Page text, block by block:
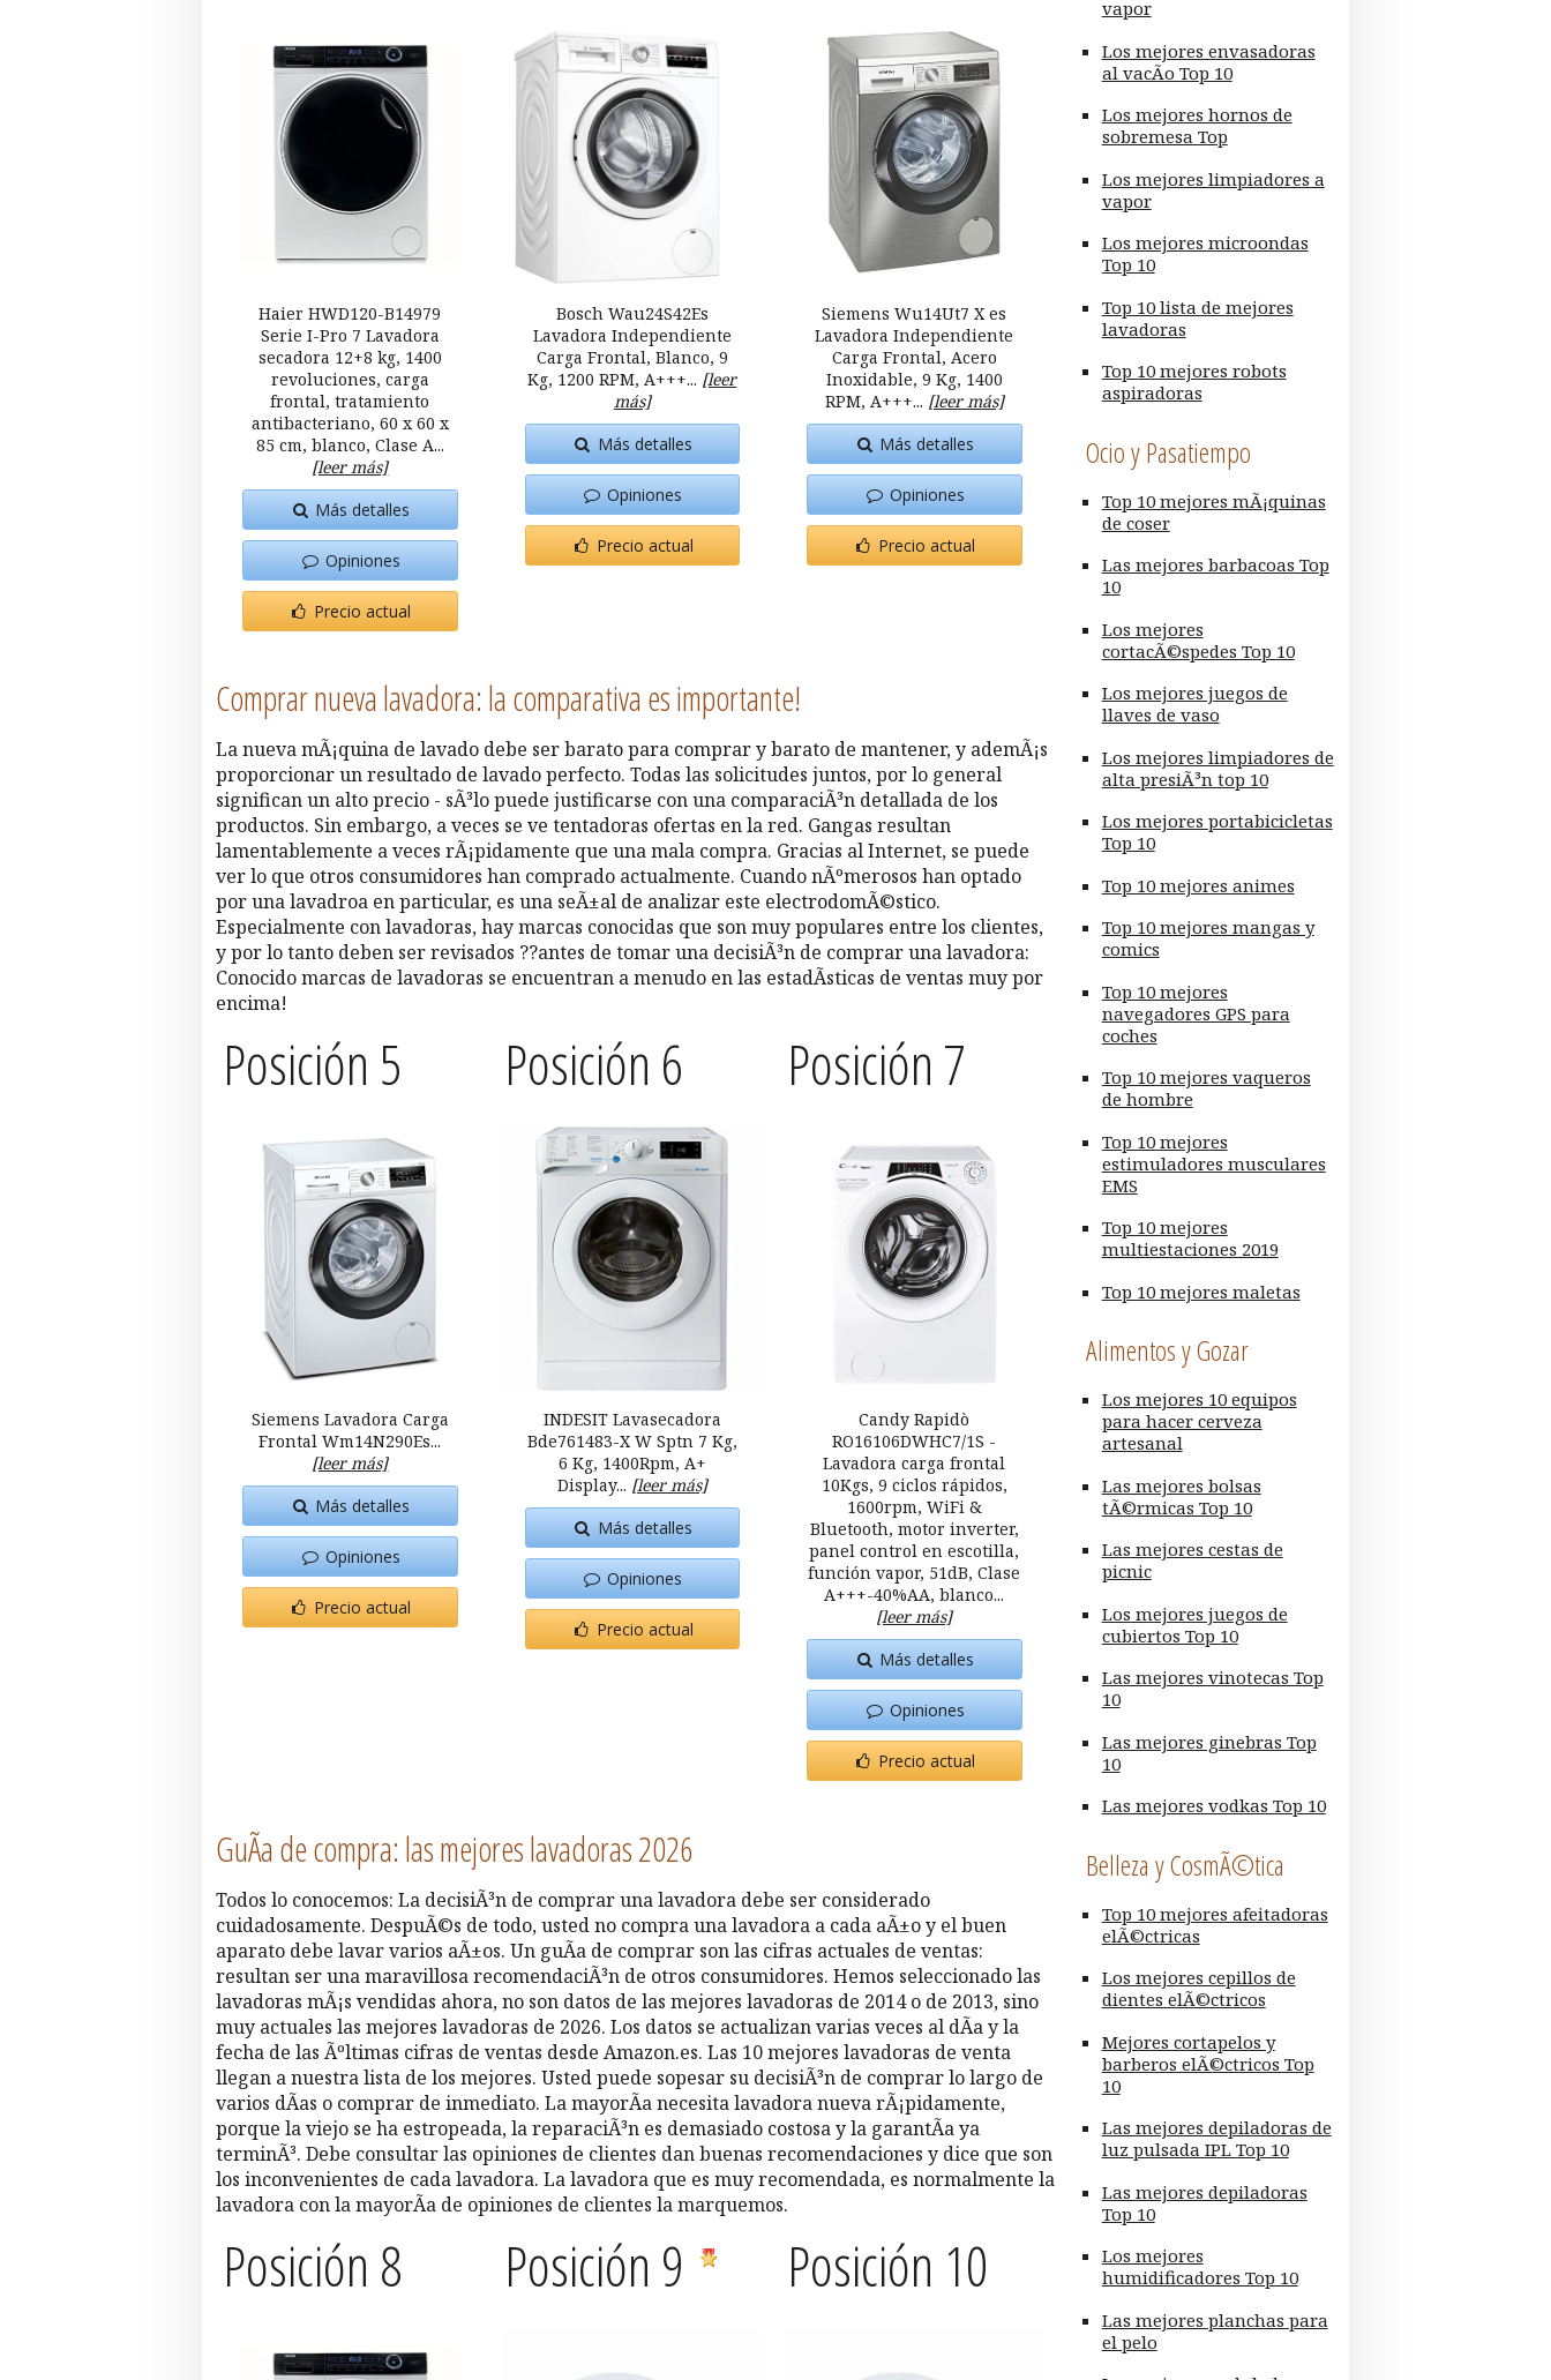
Haier HWD120-B14979
Serie I-Pro 7 Lavadora
secadora 12+8 kg, 1400
revoluciones, carga
frontal, tratamiento
antibacteriano, 60 x 60 x
85 cm, blanco, Clase A...
[leer más]
Más detalles
Opiniones
Precio actual
Bosch Wau24S42Es
Lavadora Independiente
Carga Frontal, Blanco, 9
Kg, 1200 RPM, A+++... [leer
más]
Más detalles
Opiniones
Precio actual
Siemens Wu14Ut7 X es
Lavadora Independiente
Carga Frontal, Acero
Inoxidable, 9 Kg, 1400
RPM, A+++... [leer más]
Más detalles
Opiniones
Precio actual
Comprar nueva lavadora: la comparativa es importante!
La nueva mÃ¡quina de lavado debe ser barato para comprar y barato de mantener, y ademÃ¡s
proporcionar un resultado de lavado perfecto. Todas las solicitudes juntos, por lo general
significan un alto precio - sÃ³lo puede justificarse con una comparaciÃ³n detallada de los
productos. Sin embargo, a veces se ve tentadoras ofertas en la red. Gangas resultan
lamentablemente a veces rÃ¡pidamente que una mala compra. Gracias al Internet, se puede
ver lo que otros consumidores han comprado actualmente. Cuando nÃºmerosos han optado
por una lavadroa en particular, es una seÃ±al de analizar este electrodomÃ©stico.
Especialmente con lavadoras, hay marcas conocidas que son muy populares entre los clientes,
y por lo tanto deben ser revisados ??antes de tomar una decisiÃ³n de comprar una lavadora:
Conocido marcas de lavadoras se encuentran a menudo en las estadÃ­sticas de ventas muy por
encima!
Posición 5
Siemens Lavadora Carga
Frontal Wm14N290Es...
[leer más]
Más detalles
Opiniones
Precio actual
Posición 6
INDESIT Lavasecadora
Bde761483-X W Sptn 7 Kg,
6 Kg, 1400Rpm, A+
Display... [leer más]
Más detalles
Opiniones
Precio actual
Posición 7
Candy Rapidò
RO16106DWHC7/1S -
Lavadora carga frontal
10Kgs, 9 ciclos rápidos,
1600rpm, WiFi &
Bluetooth, motor inverter,
panel control en escotilla,
función vapor, 51dB, Clase
A+++-40%AA, blanco...
[leer más]
Más detalles
Opiniones
Precio actual
GuÃ­a de compra: las mejores lavadoras 2026
Todos lo conocemos: La decisiÃ³n de comprar una lavadora debe ser considerado
cuidadosamente. DespuÃ©s de todo, usted no compra una lavadora a cada aÃ±o y el buen
aparato debe lavar varios aÃ±os. Un guÃ­a de comprar son las cifras actuales de ventas:
resultan ser una maravillosa recomendaciÃ³n de otros consumidores. Hemos seleccionado las
lavadoras mÃ¡s vendidas ahora, no son datos de las mejores lavadoras de 2014 o de 2013, sino
muy actuales las mejores lavadoras de 2026. Los datos se actualizan varias veces al dÃ­a y la
fecha de las Ãºltimas cifras de ventas desde Amazon.es. Las 10 mejores lavadoras de venta
llegan a nuestra lista de los mejores. Usted puede sopesar su decisiÃ³n de comprar lo largo de
varios dÃ­as o comprar de inmediato. La mayorÃ­a necesita lavadora nueva rÃ¡pidamente,
porque la viejo se ha estropeada, la reparaciÃ³n es demasiado costosa y la garantÃ­a ya
terminÃ³. Debe consultar las opiniones de clientes dan buenas recomendaciones y dice que son
los inconvenientes de cada lavadora. La lavadora que es muy recomendada, es normalmente la
lavadora con la mayorÃ­a de opiniones de clientes la marquemos.
Posición 8 Posición 9 Posición 10
vapor
Los mejores envasadoras
al vacÃ­o Top 10
Los mejores hornos de
sobremesa Top
Los mejores limpiadores a
vapor
Los mejores microondas
Top 10
Top 10 lista de mejores
lavadoras
Top 10 mejores robots
aspiradoras
Ocio y Pasatiempo
Top 10 mejores mÃ¡quinas
de coser
Las mejores barbacoas Top
10
Los mejores
cortacÃ©spedes Top 10
Los mejores juegos de
llaves de vaso
Los mejores limpiadores de
alta presiÃ³n top 10
Los mejores portabicicletas
Top 10
Top 10 mejores animes
Top 10 mejores mangas y
comics
Top 10 mejores
navegadores GPS para
coches
Top 10 mejores vaqueros
de hombre
Top 10 mejores
estimuladores musculares
EMS
Top 10 mejores
multiestaciones 2019
Top 10 mejores maletas
Alimentos y Gozar
Los mejores 10 equipos
para hacer cerveza
artesanal
Las mejores bolsas
tÃ©rmicas Top 10
Las mejores cestas de
picnic
Los mejores juegos de
cubiertos Top 10
Las mejores vinotecas Top
10
Las mejores ginebras Top
10
Las mejores vodkas Top 10
Belleza y CosmÃ©tica
Top 10 mejores afeitadoras
elÃ©ctricas
Los mejores cepillos de
dientes elÃ©ctricos
Mejores cortapelos y
barberos elÃ©ctricos Top
10
Las mejores depiladoras de
luz pulsada IPL Top 10
Las mejores depiladoras
Top 10
Los mejores
humidificadores Top 10
Las mejores planchas para
el pelo